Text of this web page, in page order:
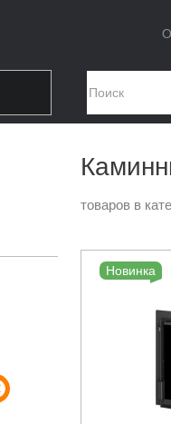
товаров в
Новинка